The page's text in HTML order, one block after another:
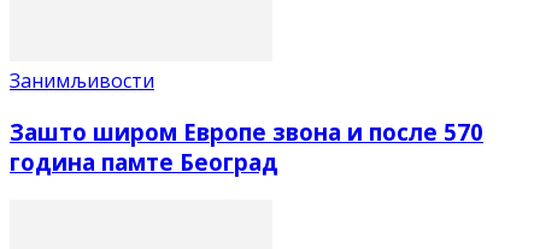
Занимљивости
Зашто широм Европе звона и после 570
година памте Београд